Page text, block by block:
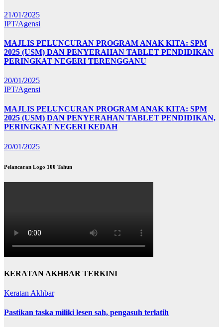
21/01/2025
IPT/Agensi
MAJLIS PELUNCURAN PROGRAM ANAK KITA: SPM
2025 (USM) DAN PENYERAHAN TABLET PENDIDIKAN
PERINGKAT NEGERI TERENGGANU
20/01/2025
IPT/Agensi
MAJLIS PELUNCURAN PROGRAM ANAK KITA: SPM
2025 (USM) DAN PENYERAHAN TABLET PENDIDIKAN,
PERINGKAT NEGERI KEDAH
20/01/2025
Pelancaran Logo 100 Tahun
KERATAN AKHBAR TERKINI
Keratan Akhbar
Pastikan taska miliki lesen sah, pengasuh terlatih